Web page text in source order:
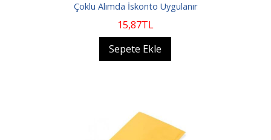
Çoklu Alımda İskonto Uygulanır
15,87TL
Sepete Ekle